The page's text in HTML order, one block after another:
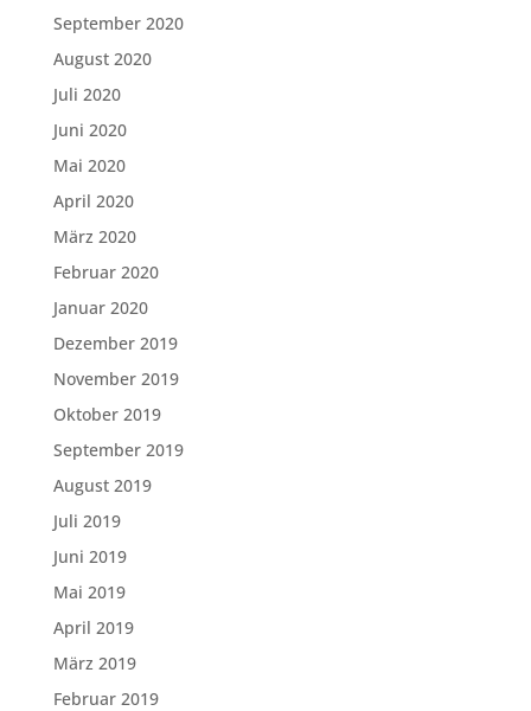
September 2020
August 2020
Juli 2020
Juni 2020
Mai 2020
April 2020
März 2020
Februar 2020
Januar 2020
Dezember 2019
November 2019
Oktober 2019
September 2019
August 2019
Juli 2019
Juni 2019
Mai 2019
April 2019
März 2019
Februar 2019